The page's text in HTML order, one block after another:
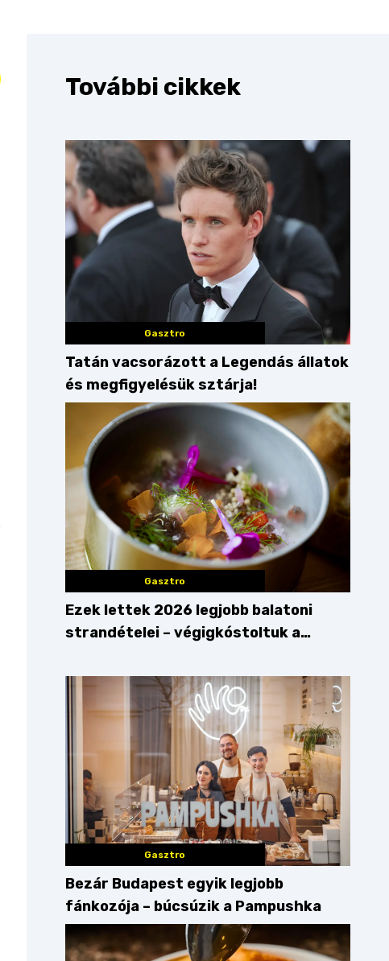
További cikkek
Gasztro
Tatán vacsorázott a Legendás állatok
és megfigyelésük sztárja!
Gasztro
Ezek lettek 2026 legjobb balatoni
strandételei – végigkóstoltuk a
Gasztro
Bezár Budapest egyik legjobb
fánkozója – búcsúzik a Pampushka